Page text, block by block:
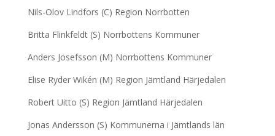
Nils-Olov Lindfors (C) Region Norrbotten
Britta Flinkfeldt (S) Norrbottens Kommuner
Anders Josefsson (M) Norrbottens Kommuner
Elise Ryder Wikén (M) Region Jämtland Härjedalen
Robert Uitto (S) Region Jämtland Härjedalen
Jonas Andersson (S) Kommunerna i Jämtlands län